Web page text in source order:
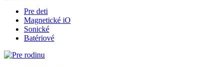
Pre deti
Magnetické iO
Sonické
Batériové